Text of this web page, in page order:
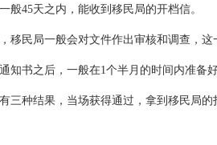
45天之内，能收到移民局的开档信。
民局一般会对文件作出审核和调查，这
书之后，一般在1个半月的时间内准备
种结果，当场获得通过，拿到移民局的